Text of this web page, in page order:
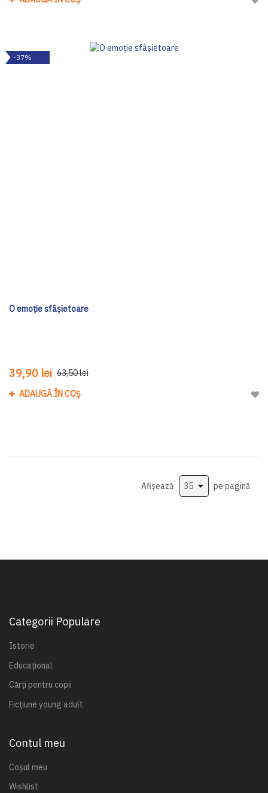
-37%
O emoție sfâșietoare
39,90 lei 63,50 lei
ADAUGĂ ÎN COȘ
Afișează pe pagină
Categorii Populare
Istorie
Educațional
Cărți pentru copii
Ficțiune young adult
Contul meu
Coșul meu
Wishlist